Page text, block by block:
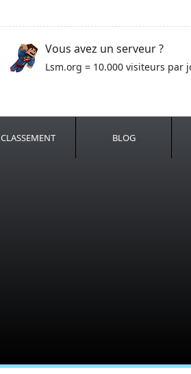
Vous avez un serveur ?
Lsm.org = 10.000 visiteurs par
CLASSEMENT BLOG